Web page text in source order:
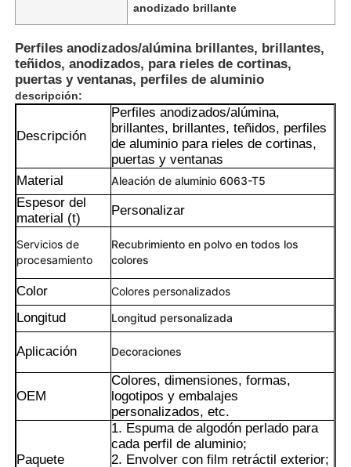
Acerca de nosotros
anodizado brillante
Perfiles anodizados/alúmina brillantes, brillantes,
teñidos, anodizados, para rieles de cortinas,
puertas y ventanas, perfiles de aluminio
descripción:
Descripción
Perfiles anodizados/alúmina,
brillantes, brillantes, teñidos, perfiles
de aluminio para rieles de cortinas,
puertas y ventanas
Material
Aleación de aluminio 6063-T5
Espesor del
material (t)
Personalizar
Servicios de
procesamiento
Recubrimiento en polvo en todos los
colores
Color Colores personalizados
Longitud Longitud personalizada
Aplicación Decoraciones
OEM
Colores, dimensiones, formas,
logotipos y embalajes
personalizados, etc.
Paquete
1. Espuma de algodón perlado para
cada perfil de aluminio;
2. Envolver con film retráctil exterior;